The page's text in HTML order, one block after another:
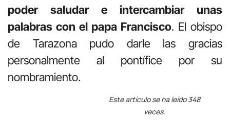
poder saludar e intercambiar unas
palabras con el papa Francisco. El obispo
de Tarazona pudo darle las gracias
personalmente al pontífice por su
nombramiento.
Este artículo se ha leído 348
veces.